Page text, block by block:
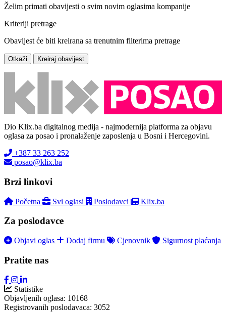
Želim primati obavijesti o svim novim oglasima kompanije
Kriteriji pretrage
Obavijest će biti kreirana sa trenutnim filterima pretrage
Otkaži Kreiraj obavijest
Dio Klix.ba digitalnog medija - najmodernija platforma za objavu
oglasa za posao i pronalaženje zaposlenja u Bosni i Hercegovini.
+387 33 263 252
posao@klix.ba
Brzi linkovi
Početna Svi oglasi Poslodavci Klix.ba
Za poslodavce
Objavi oglas Dodaj firmu Cjenovnik Sigurnost plaćanja
Pratite nas
Statistike
Objavljenih oglasa: 10168
Registrovanih poslodavaca: 3052